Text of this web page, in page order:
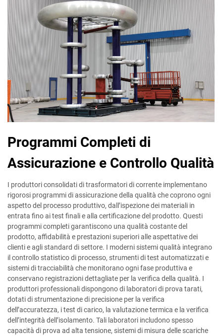
Programmi Completi di
Assicurazione e Controllo Qualità
I produttori consolidati di trasformatori di corrente implementano
rigorosi programmi di assicurazione della qualità che coprono ogni
aspetto del processo produttivo, dall’ispezione dei materiali in
entrata fino ai test finali e alla certificazione del prodotto. Questi
programmi completi garantiscono una qualità costante del
prodotto, affidabilità e prestazioni superiori alle aspettative dei
clienti e agli standard di settore. I moderni sistemi qualità integrano
il controllo statistico di processo, strumenti di test automatizzati e
sistemi di tracciabilità che monitorano ogni fase produttiva e
conservano registrazioni dettagliate per la verifica della qualità. I
produttori professionali dispongono di laboratori di prova tarati,
dotati di strumentazione di precisione per la verifica
dell’accuratezza, i test di carico, la valutazione termica e la verifica
dell’integrità dell’isolamento. Tali laboratori includono spesso
capacità di prova ad alta tensione, sistemi di misura delle scariche